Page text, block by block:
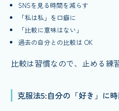
SNSを見る時間を減らす
「私は私」を口癖に
「比較に意味はない」
過去の自分との比較は OK
比較は習慣なので、止める練
克服法5:自分の「好き」に